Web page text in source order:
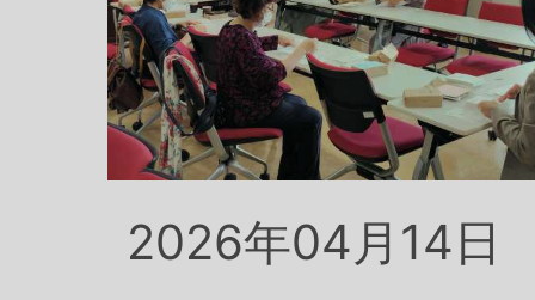
2026年04月14日